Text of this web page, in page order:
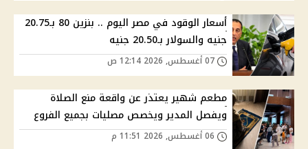
أسعار الوقود في مصر اليوم .. بنزين 80 بـ20.75
جنيه والسولار بـ20.50 جنيه
مطعم شهير يعتذر عن واقعة منع الصلاة
ويفصل المدير ويخصص مصليات بجميع الفروع